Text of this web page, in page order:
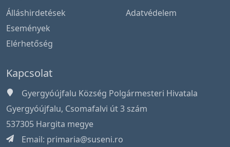
Álláshirdetések
Események
Elérhetőség
Adatvédelem
Kapcsolat
Gyergyóújfalu Község Polgármesteri Hivatala
Gyergyóújfalu, Csomafalvi út 3 szám
537305 Hargita megye
Email: primaria@suseni.ro